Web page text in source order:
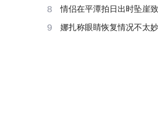
8 情侣在平潭拍日出时坠崖
9 娜扎称眼睛恢复情况不太妙